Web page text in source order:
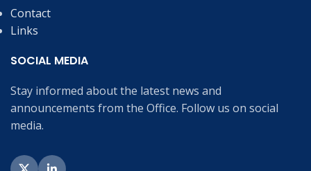
Contact
Links
SOCIAL MEDIA
Stay informed about the latest news and
announcements from the Office. Follow us on social
media.